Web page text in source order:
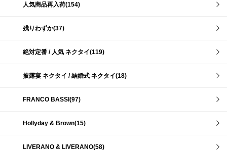
人気商品再入荷(154)
残りわずか(37)
絶対定番 / 人気 ネクタイ(119)
披露宴 ネクタイ / 結婚式 ネクタイ(18)
FRANCO BASSI(97)
Hollyday & Brown(15)
LIVERANO & LIVERANO(58)